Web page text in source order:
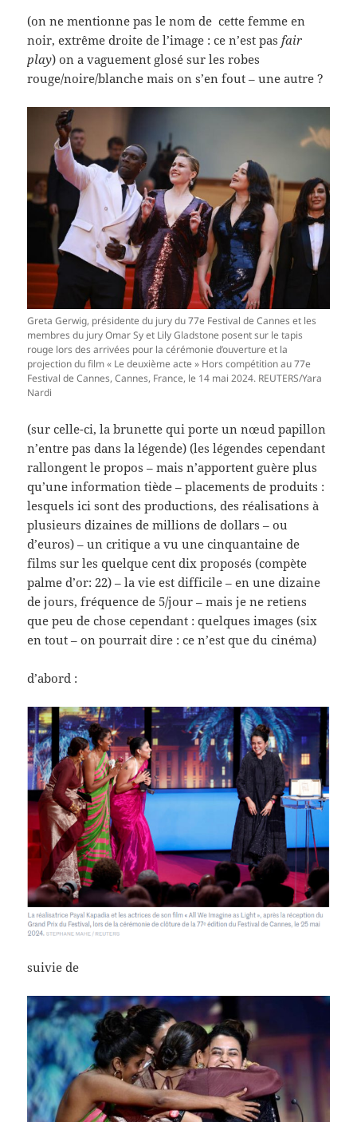
(on ne mentionne pas le nom de cette femme en
noir, extrême droite de l’image : ce n’est pas fair
play) on a vaguement glosé sur les robes
rouge/noire/blanche mais on s’en fout – une autre ?
Greta Gerwig, présidente du jury du 77e Festival de Cannes et les
membres du jury Omar Sy et Lily Gladstone posent sur le tapis
rouge lors des arrivées pour la cérémonie d’ouverture et la
projection du film « Le deuxième acte » Hors compétition au 77e
Festival de Cannes, Cannes, France, le 14 mai 2024. REUTERS/Yara
Nardi
(sur celle-ci, la brunette qui porte un nœud papillon
n’entre pas dans la légende) (les légendes cependant
rallongent le propos – mais n’apportent guère plus
qu’une information tiède – placements de produits :
lesquels ici sont des productions, des réalisations à
plusieurs dizaines de millions de dollars – ou
d’euros) – un critique a vu une cinquantaine de
films sur les quelque cent dix proposés (compète
palme d’or: 22) – la vie est difficile – en une dizaine
de jours, fréquence de 5/jour – mais je ne retiens
que peu de chose cependant : quelques images (six
en tout – on pourrait dire : ce n’est que du cinéma)
d’abord :
suivie de